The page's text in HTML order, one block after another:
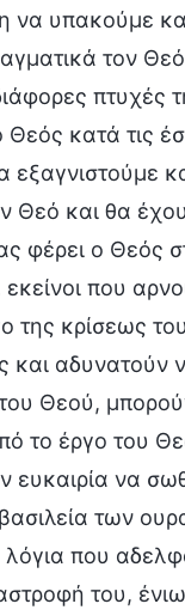
να υπακούμε
τον
πτυχές
Θεός κατά τις
εξαγνιστούμε
Θεό και θα
φέρει ο Θεός
που
της κρίσεως
και αδυνατούν
Θεού,
το έργο του
ευκαιρία να
των
λόγια που
του,